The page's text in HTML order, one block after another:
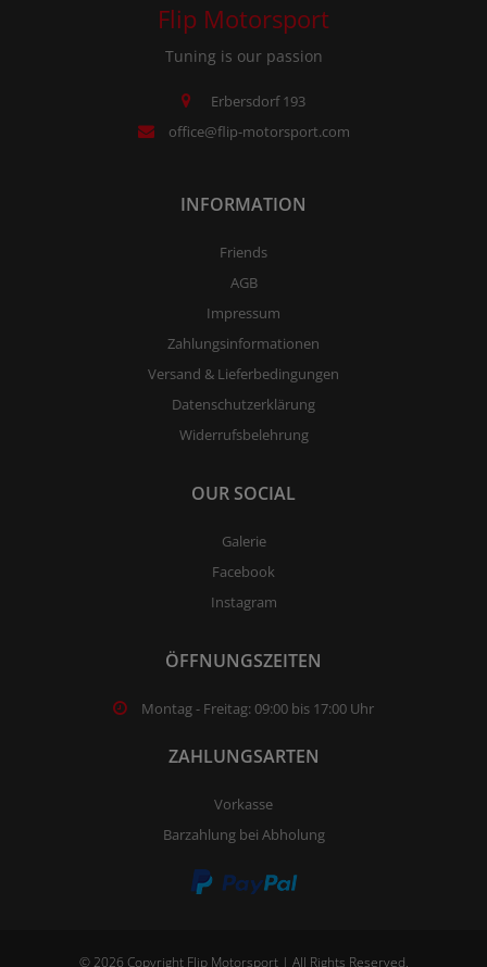
Flip Motorsport
Tuning is our passion
Erbersdorf 193
office@flip-motorsport.com
INFORMATION
Friends
AGB
Impressum
Zahlungsinformationen
Versand & Lieferbedingungen
Datenschutzerklärung
Widerrufsbelehrung
OUR SOCIAL
Galerie
Facebook
Instagram
ÖFFNUNGSZEITEN
Montag - Freitag: 09:00 bis 17:00 Uhr
ZAHLUNGSARTEN
Vorkasse
Barzahlung bei Abholung
© 2026 Copyright Flip Motorsport | All Rights Reserved.